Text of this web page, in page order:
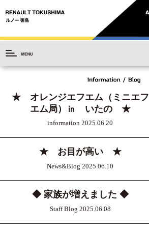
★ オレンジエフエム（ミニエフ
エム局）㏌ いたの ★
information 2025.06.20
★ お目が高い ★
News&Blog 2025.06.10
◆ 家族が増えました ◆
Staff Blog 2025.06.08